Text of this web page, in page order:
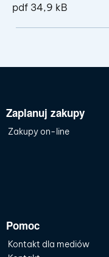
pdf 34,9 kB
Zaplanuj zakupy
Zakupy on-line
Pomoc
Kontakt dla mediów